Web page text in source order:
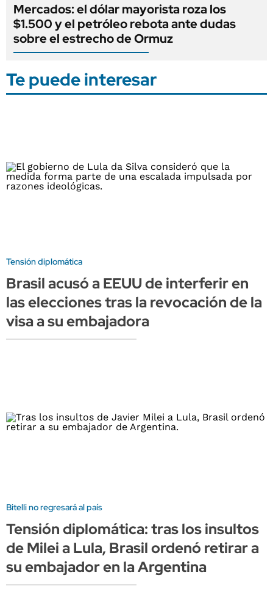
Mercados: el dólar mayorista roza los
$1.500 y el petróleo rebota ante dudas
sobre el estrecho de Ormuz
Te puede interesar
Tensión diplomática
Brasil acusó a EEUU de interferir en
las elecciones tras la revocación de la
visa a su embajadora
Bitelli no regresará al país
Tensión diplomática: tras los insultos
de Milei a Lula, Brasil ordenó retirar a
su embajador en la Argentina